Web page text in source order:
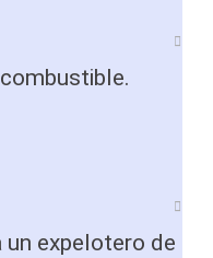
un expelotero de